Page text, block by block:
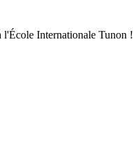
l'École Internationale Tunon !